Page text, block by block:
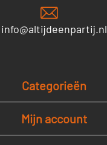
info@altijdeenpartij.nl
Categorieën
Mijn account